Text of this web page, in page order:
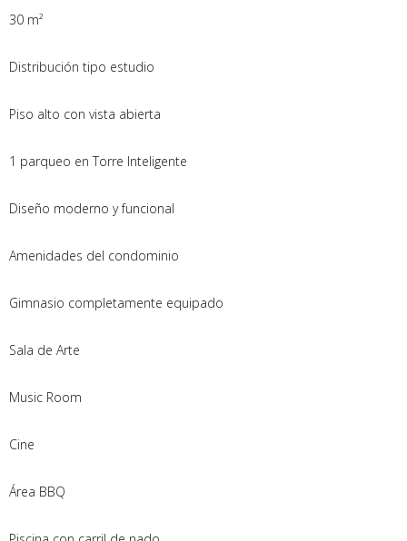
30 m²
Distribución tipo estudio
Piso alto con vista abierta
1 parqueo en Torre Inteligente
Diseño moderno y funcional
Amenidades del condominio
Gimnasio completamente equipado
Sala de Arte
Music Room
Cine
Área BBQ